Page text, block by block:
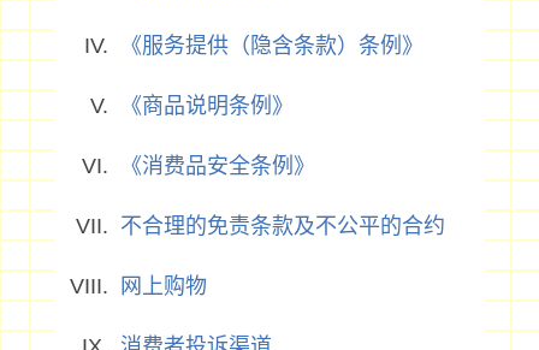
《服务提供（隐含条款）条例》
《商品说明条例》
《消费品安全条例》
不合理的免责条款及不公平的合约
网上购物